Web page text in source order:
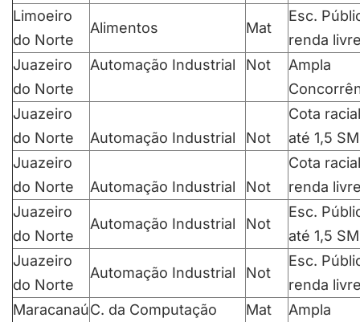
Limoeiro
do Norte
Alimentos Mat
Esc.
renda
Juazeiro
do Norte
Automação Industrial Not
Ampla
Juazeiro
do Norte
Automação Industrial Not
Cota racial
até 1,5 SM
Juazeiro
do Norte
Automação Industrial Not
Cota racial
renda
Juazeiro
do Norte
Automação Industrial Not
Esc.
até 1,5 SM
Juazeiro
do Norte
Automação Industrial Not
Esc.
renda
MaracanaúC. da Computação Mat
Ampla